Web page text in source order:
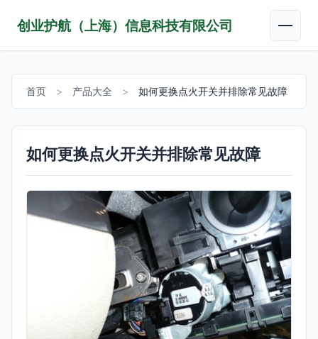
创业护航（上海）信息科技有限公司
首页 > 产品大全 > 如何更换点火开关并排除常见故障
如何更换点火开关并排除常见故障